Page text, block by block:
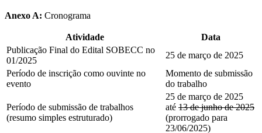
Anexo A: Cronograma
Atividade
Data
Publicação Final do Edital SOBECC no
01/2025
25 de março de 2025
Período de inscrição como ouvinte no
evento
Momento de submissão
do trabalho
Período de submissão de trabalhos
(resumo simples estruturado)
25 de março de 2025
até 13 de junho de 2025
(prorrogado para
23/06/2025)